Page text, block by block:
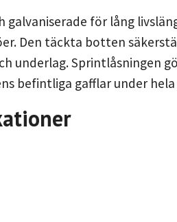
galvaniserade för lång
Den täckta botten
underlag. Sprintlåsningen
befintliga gafflar under